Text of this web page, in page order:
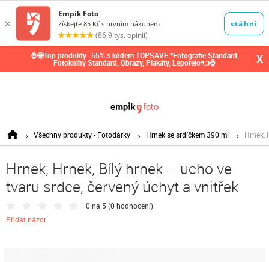
⌚🤩Top produkty -55% s kódem TOPSAVE *Fotografie Standard,
Fotoknihy Standard, Obrazy, Plakáty, Leporelo👈⌚ X
Všechny produkty - Fotodárky Hrnek se srdíčkem 390 ml Hrnek,
Hrnek, Hrnek, Bílý hrnek – ucho ve
tvaru srdce, červený úchyt a vnitřek
0 na 5 (0 hodnocení)
Přidat názor